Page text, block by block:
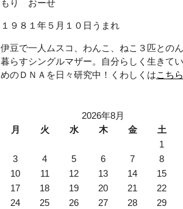
もり おーせ
１９８１年５月１０日うまれ
伊豆で一人ムスコ、わんこ、ねこ３匹との
暮らすシングルマザー。自分らしく生きて
めのＤＮＡを日々研究中！くわしくはこちら
2026年8月
月
火 水 木 金 土
1
3
4 5 6 7 8
10
11 12 13 14 15
17
18 19 20 21 22
24
25 26 27 28 29